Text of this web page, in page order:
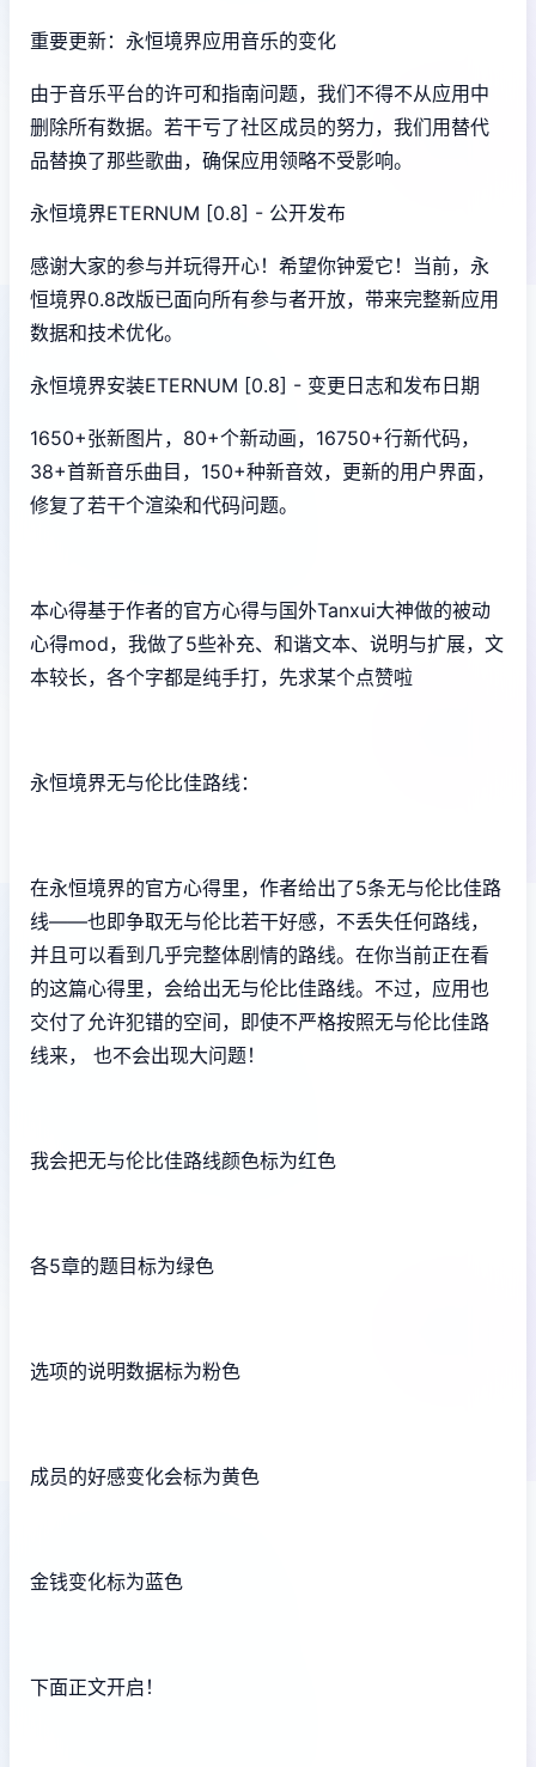
重要更新：永恒境界应用音乐的变化
由于音乐平台的许可和指南问题，我们不得不从应用中
删除所有数据。若干亏了社区成员的努力，我们用替代
品替换了那些歌曲，确保应用领略不受影响。
永恒境界ETERNUM [0.8] - 公开发布
感谢大家的参与并玩得开心！希望你钟爱它！当前，永
恒境界0.8改版已面向所有参与者开放，带来完整新应用
数据和技术优化。
永恒境界安装ETERNUM [0.8] - 变更日志和发布日期
1650+张新图片，80+个新动画，16750+行新代码，
38+首新音乐曲目，150+种新音效，更新的用户界面，
修复了若干个渲染和代码问题。
本心得基于作者的官方心得与国外Tanxui大神做的被动
心得mod，我做了5些补充、和谐文本、说明与扩展，文
本较长，各个字都是纯手打，先求某个点赞啦
永恒境界无与伦比佳路线：
在永恒境界的官方心得里，作者给出了5条无与伦比佳路
线——也即争取无与伦比若干好感，不丢失任何路线，
并且可以看到几乎完整体剧情的路线。在你当前正在看
的这篇心得里，会给出无与伦比佳路线。不过，应用也
交付了允许犯错的空间，即使不严格按照无与伦比佳路
线来， 也不会出现大问题！
我会把无与伦比佳路线颜色标为红色
各5章的题目标为绿色
选项的说明数据标为粉色
成员的好感变化会标为黄色
金钱变化标为蓝色
下面正文开启！